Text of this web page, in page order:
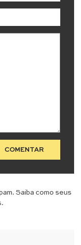
Saiba como seus
.